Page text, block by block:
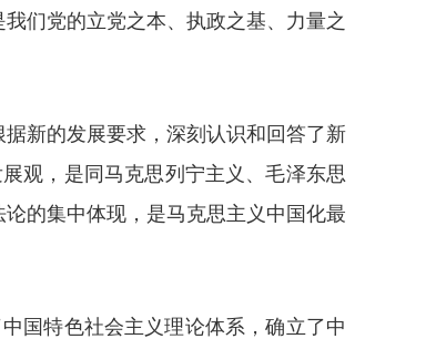
们党的立党之本、执政之基、力量之
新的发展要求，深刻认识和回答了新
观，是同马克思列宁主义、毛泽东思
的集中体现，是马克思主义中国化最
国特色社会主义理论体系，确立了中